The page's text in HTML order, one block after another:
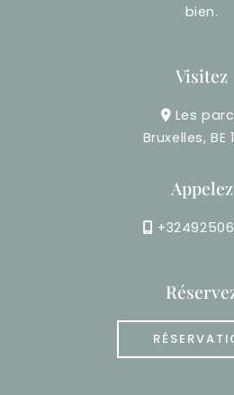
bien.
Visitez
Les
Bruxelles, BE
Appelez